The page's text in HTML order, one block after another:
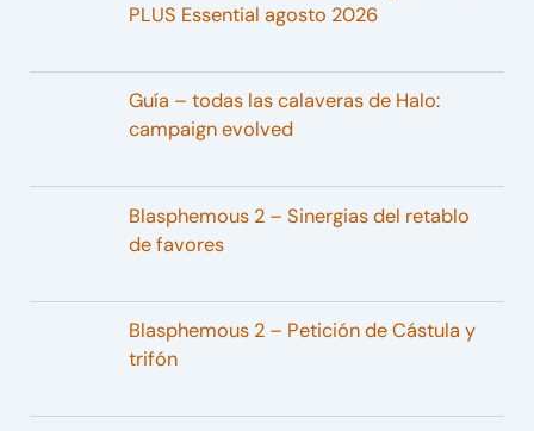
PLUS Essential agosto 2026
Guía – todas las calaveras de Halo:
campaign evolved
Blasphemous 2 – Sinergias del retablo
de favores
Blasphemous 2 – Petición de Cástula y
trifón